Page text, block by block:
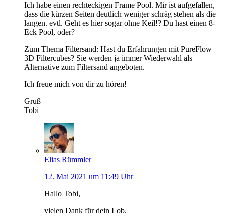
Ich habe einen rechteckigen Frame Pool. Mir ist aufgefallen,
dass die kürzen Seiten deutlich weniger schräg stehen als die
langen. evtl. Geht es hier sogar ohne Keil!? Du hast einen 8-
Eck Pool, oder?
Zum Thema Filtersand: Hast du Erfahrungen mit PureFlow
3D Filtercubes? Sie werden ja immer Wiederwahl als
Alternative zum Filtersand angeboten.
Ich freue mich von dir zu hören!
Gruß
Tobi
Elias Rümmler
12. Mai 2021 um 11:49 Uhr
Hallo Tobi,
vielen Dank für dein Lob.